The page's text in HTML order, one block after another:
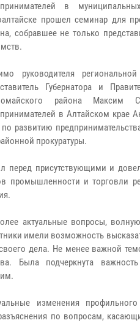
в
прошел семинар для
собравшее не только
руководителя
Губернатора и
района Максим
в Алтайском крае
по развитию
прокуратуры.
перед присутствующими и
промышленности и торговли
актуальные вопросы,
имели возможность
дела. Не менее важной
Была подчеркнута
изменения профильного
по вопросам,